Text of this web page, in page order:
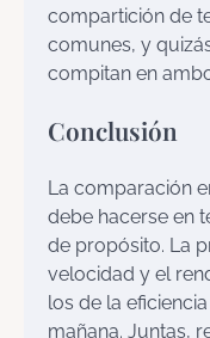
compartición de
comunes, y
compitan en
Conclusión
La comparación
debe hacerse en
de propósito. La
velocidad y el
los de la
mañana. Juntas,